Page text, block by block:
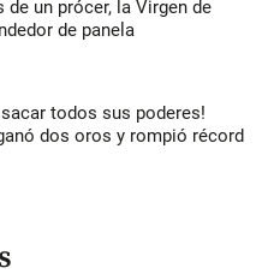
de un prócer, la Virgen de
de panela
todos sus poderes!
dos oros y rompió récord